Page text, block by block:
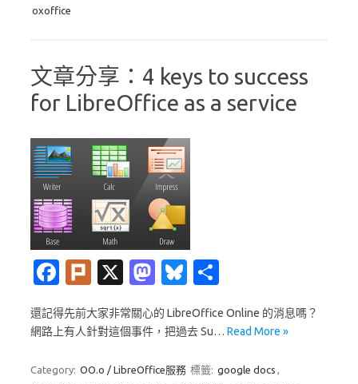
o
oxoffice
文章分享：4 keys to success
for LibreOffice as a service
Fa
e
o
Pl
k
X
M
t
d
Bl
es
y
還記得先前大家非常關心的 LibreOffice Online 的消息嗎？
網路上有人針對這個事件，把過去 Su… Read More »
Category: OO.o / LibreOffice服務 標籤: google docs ,